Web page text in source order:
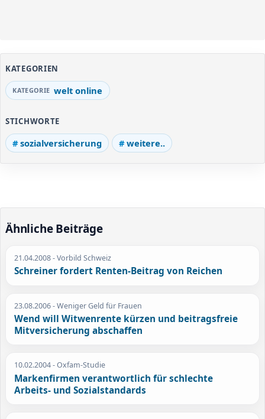
KATEGORIEN
welt online
STICHWORTE
sozialversicherung weitere..
Ähnliche Beiträge
21.04.2008- Vorbild Schweiz
Schreiner fordert Renten-Beitrag von Reichen
23.08.2006- Weniger Geld für Frauen
Wend will Witwenrente kürzen und beitragsfreie
Mitversicherung abschaffen
10.02.2004- Oxfam-Studie
Markenfirmen verantwortlich für schlechte
Arbeits- und Sozialstandards